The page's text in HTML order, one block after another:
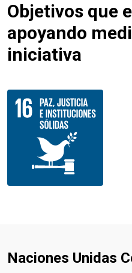
Objetivos que
apoyando
iniciativa
Naciones Unidas